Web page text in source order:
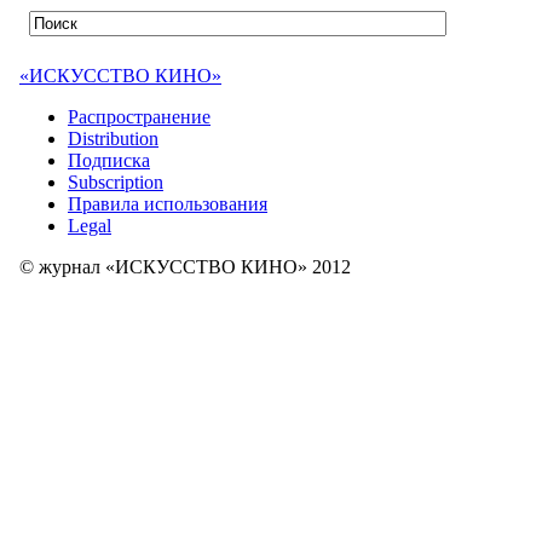
«ИСКУССТВО КИНО»
Распространение
Distribution
Подписка
Subscription
Правила использования
Legal
© журнал «ИСКУССТВО КИНО» 2012